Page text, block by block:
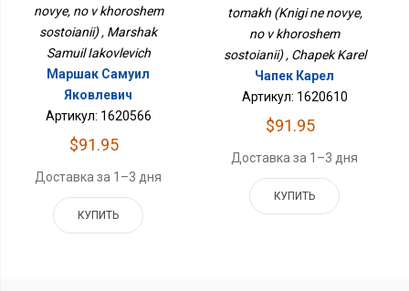
novye, no v khoroshem
sostoianii) , Marshak
Samuil Iakovlevich
Маршак Самуил
Яковлевич
Артикул: 1620566
$91.95
Доставка за 1–3 дня
КУПИТЬ
tomakh (Knigi ne novye,
no v khoroshem
sostoianii) , Chapek Karel
Чапек Карел
Артикул: 1620610
$91.95
Доставка за 1–3 дня
КУПИТЬ